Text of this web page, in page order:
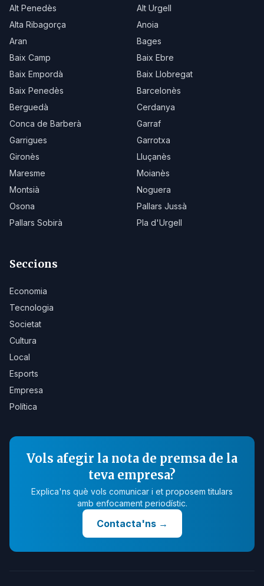
Alt Penedès
Alt Urgell
Alta Ribagorça
Anoia
Aran
Bages
Baix Camp
Baix Ebre
Baix Empordà
Baix Llobregat
Baix Penedès
Barcelonès
Berguedà
Cerdanya
Conca de Barberà
Garraf
Garrigues
Garrotxa
Gironès
Lluçanès
Maresme
Moianès
Montsià
Noguera
Osona
Pallars Jussà
Pallars Sobirà
Pla d'Urgell
Seccions
Economia
Tecnologia
Societat
Cultura
Local
Esports
Empresa
Política
Vols afegir la nota de premsa de la
teva empresa?
Explica'ns què vols comunicar i et proposem titulars
amb enfocament periodístic.
Contacta'ns→